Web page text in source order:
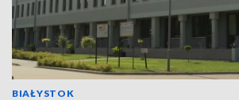
BIAŁYSTOK